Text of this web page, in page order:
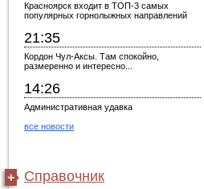
Красноярск входит в ТОП-3 самых
популярных горнолыжных направлений
21:35
Кордон Чул-Аксы. Там спокойно,
размеренно и интересно...
14:26
Административная удавка
все новости
Справочник